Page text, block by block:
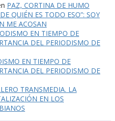
PAZ, CORTINA DE HUMO
QUIÉN ES TODO ESO”: SOY
ME ACOSAN
EN TIEMPO DE
DEL PERIODISMO DE
EN TIEMPO DE
DEL PERIODISMO DE
TRANSMEDIA. LA
EN LOS